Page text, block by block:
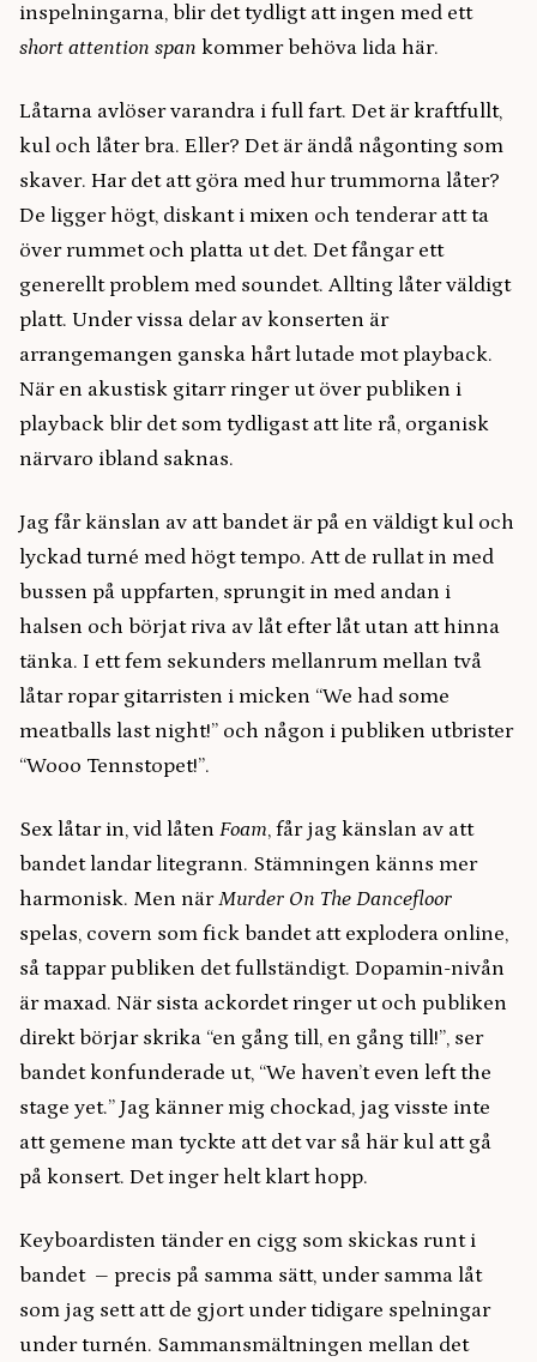
inspelningarna, blir det tydligt att ingen med ett
short attention span kommer behöva lida här.
Låtarna avlöser varandra i full fart. Det är kraftfullt,
kul och låter bra. Eller? Det är ändå någonting som
skaver. Har det att göra med hur trummorna låter?
De ligger högt, diskant i mixen och tenderar att ta
över rummet och platta ut det. Det fångar ett
generellt problem med soundet. Allting låter väldigt
platt. Under vissa delar av konserten är
arrangemangen ganska hårt lutade mot playback.
När en akustisk gitarr ringer ut över publiken i
playback blir det som tydligast att lite rå, organisk
närvaro ibland saknas.
Jag får känslan av att bandet är på en väldigt kul och
lyckad turné med högt tempo. Att de rullat in med
bussen på uppfarten, sprungit in med andan i
halsen och börjat riva av låt efter låt utan att hinna
tänka. I ett fem sekunders mellanrum mellan två
låtar ropar gitarristen i micken “We had some
meatballs last night!” och någon i publiken utbrister
“Wooo Tennstopet!”.
Sex låtar in, vid låten Foam, får jag känslan av att
bandet landar litegrann. Stämningen känns mer
harmonisk. Men närMurder On The Dancefloor
spelas, covern som fick bandet att explodera online,
så tappar publiken det fullständigt. Dopamin-nivån
är maxad. När sista ackordet ringer ut och publiken
direkt börjar skrika “en gång till, en gång till!”, ser
bandet konfunderade ut, “We haven’t even left the
stage yet.” Jag känner mig chockad, jag visste inte
att gemene man tyckte att det var så här kul att gå
på konsert. Det inger helt klart hopp.
Keyboardisten tänder en cigg som skickas runt i
bandet – precis på samma sätt, under samma låt
som jag sett att de gjort under tidigare spelningar
under turnén. Sammansmältningen mellan det